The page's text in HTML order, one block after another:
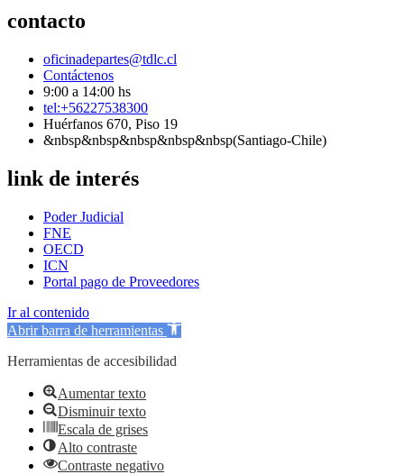
contacto
oficinadepartes@tdlc.cl
Contáctenos
9:00 a 14:00 hs
tel:+56227538300
Huérfanos 670, Piso 19
&nbsp&nbsp&nbsp&nbsp&nbsp(Santiago-Chile)
link de interés
Poder Judicial
FNE
OECD
ICN
Portal pago de Proveedores
Ir al contenido
Abrir barra de herramientas
Herramientas de accesibilidad
Aumentar texto
Disminuir texto
Escala de grises
Alto contraste
Contraste negativo